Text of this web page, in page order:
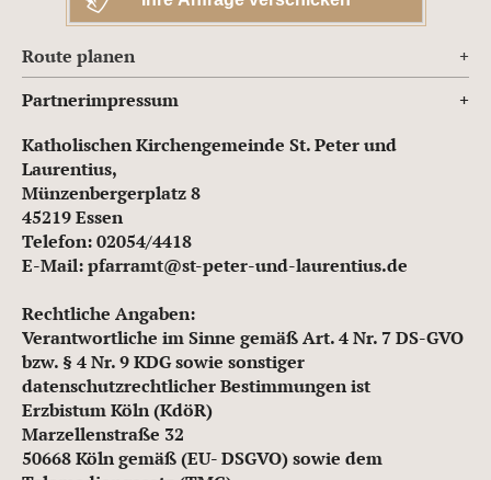
Route planen
Partnerimpressum
Katholischen Kirchengemeinde St. Peter und
Laurentius,
Münzenbergerplatz 8
45219 Essen
Telefon: 02054/4418
E-Mail: pfarramt@st-peter-und-laurentius.de
Rechtliche Angaben:
Verantwortliche im Sinne gemäß Art. 4 Nr. 7 DS-GVO
bzw. § 4 Nr. 9 KDG sowie sonstiger
datenschutzrechtlicher Bestimmungen ist
Erzbistum Köln (KdöR)
Marzellenstraße 32
50668 Köln gemäß (EU- DSGVO) sowie dem